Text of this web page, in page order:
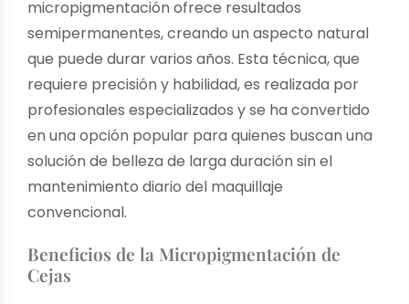
micropigmentación ofrece resultados
semipermanentes, creando un aspecto natural
que puede durar varios años. Esta técnica, que
requiere precisión y habilidad, es realizada por
profesionales especializados y se ha convertido
en una opción popular para quienes buscan una
solución de belleza de larga duración sin el
mantenimiento diario del maquillaje
convencional.
Beneficios de la Micropigmentación de
Cejas